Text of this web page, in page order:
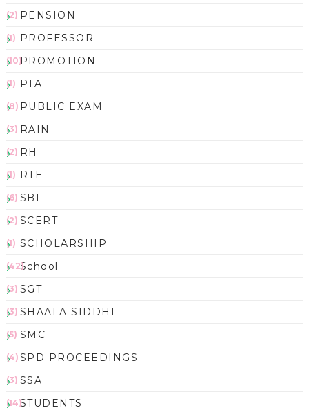
PENSION
(2)
PROFESSOR
(1)
PROMOTION
(10)
PTA
(1)
PUBLIC EXAM
(8)
RAIN
(3)
RH
(2)
RTE
(1)
SBI
(6)
SCERT
(2)
SCHOLARSHIP
(1)
School
(42)
SGT
(3)
SHAALA SIDDHI
(3)
SMC
(5)
SPD PROCEEDINGS
(4)
SSA
(3)
STUDENTS
(14)